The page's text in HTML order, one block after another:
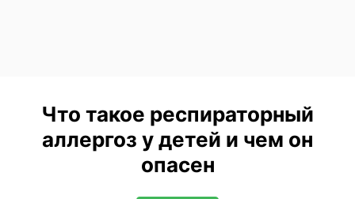
Что такое респираторный
аллергоз у детей и чем он
опасен